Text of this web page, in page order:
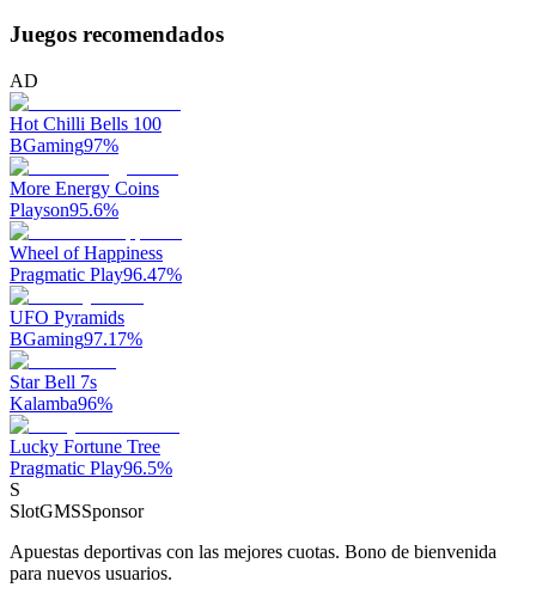
Juegos recomendados
AD
Hot Chilli Bells 100
BGaming97%
More Energy Coins
Playson95.6%
Wheel of Happiness
Pragmatic Play96.47%
UFO Pyramids
BGaming97.17%
Star Bell 7s
Kalamba96%
Lucky Fortune Tree
Pragmatic Play96.5%
S
SlotGMSSponsor
Apuestas deportivas con las mejores cuotas. Bono de bienvenida
para nuevos usuarios.